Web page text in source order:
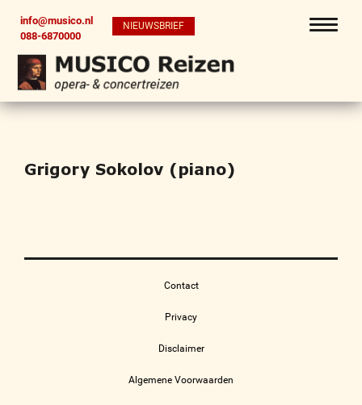
info@musico.nl
088-6870000
NIEUWSBRIEF
Grigory Sokolov (piano)
Contact
Privacy
Disclaimer
Algemene Voorwaarden